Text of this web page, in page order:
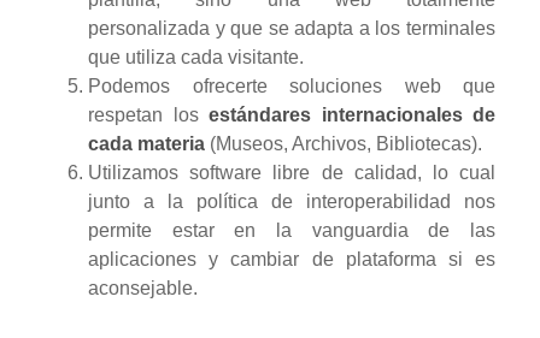
personalizada y que se adapta a los terminales
que utiliza cada visitante.
Podemos ofrecerte soluciones web que
respetan los estándares internacionales de
cada materia (Museos, Archivos, Bibliotecas).
Utilizamos software libre de calidad, lo cual
junto a la política de interoperabilidad nos
permite estar en la vanguardia de las
aplicaciones y cambiar de plataforma si es
aconsejable.